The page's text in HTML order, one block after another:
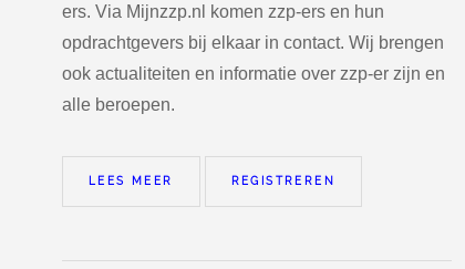
ers. Via Mijnzzp.nl komen zzp-ers en hun
opdrachtgevers bij elkaar in contact. Wij brengen
ook actualiteiten en informatie over zzp-er zijn en
alle beroepen.
LEES MEER REGISTREREN